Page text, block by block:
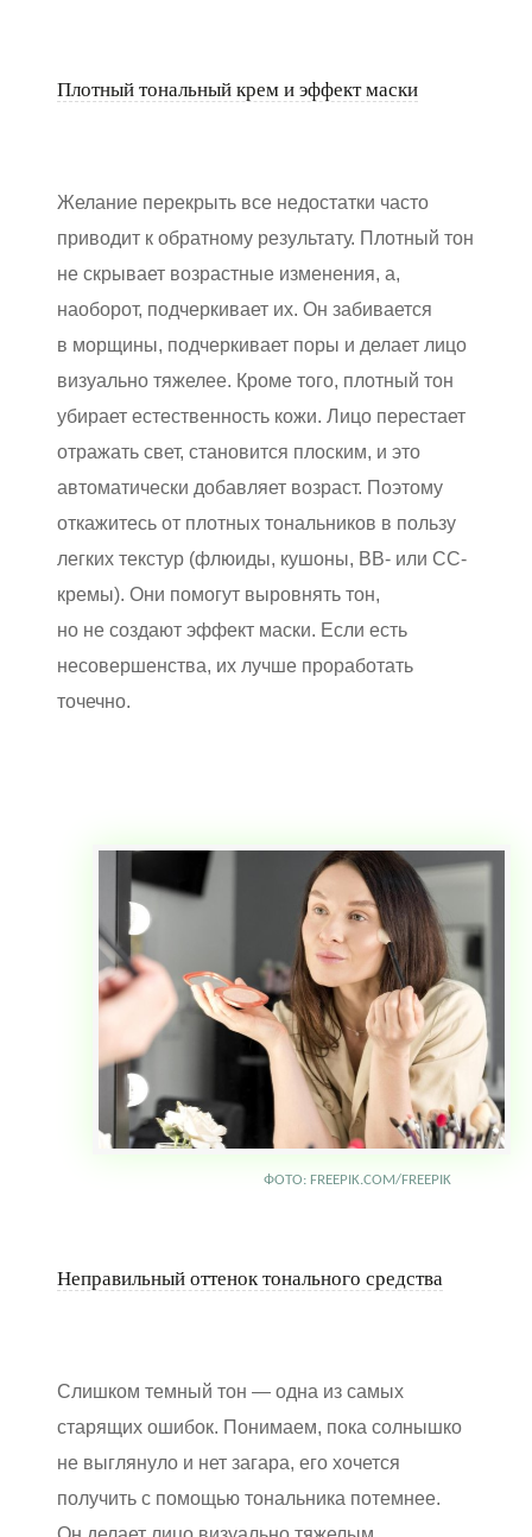
Плотный тональный крем и эффект маски
Желание перекрыть все недостатки часто
приводит к обратному результату. Плотный тон
не скрывает возрастные изменения, а,
наоборот, подчеркивает их. Он забивается
в морщины, подчеркивает поры и делает лицо
визуально тяжелее. Кроме того, плотный тон
убирает естественность кожи. Лицо перестает
отражать свет, становится плоским, и это
автоматически добавляет возраст. Поэтому
откажитесь от плотных тональников в пользу
легких текстур (флюиды, кушоны, ВВ- или СС-
кремы). Они помогут выровнять тон,
но не создают эффект маски. Если есть
несовершенства, их лучше проработать
точечно.
ФОТО: FREEPIK.COM/FREEPIK
Неправильный оттенок тонального средства
Слишком темный тон — одна из самых
старящих ошибок. Понимаем, пока солнышко
не выглянуло и нет загара, его хочется
получить с помощью тональника потемнее.